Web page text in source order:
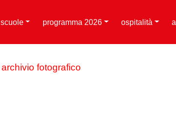
scuole programma 2026 ospitalità
archivio fotografico